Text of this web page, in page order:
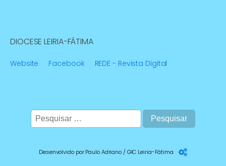
DIOCESE LEIRIA-FÁTIMA
Website Facebook REDE - Revista Digital
Pesquisar
por:
Desenvolvido por Paulo Adriano / GIC Leiria-Fátima